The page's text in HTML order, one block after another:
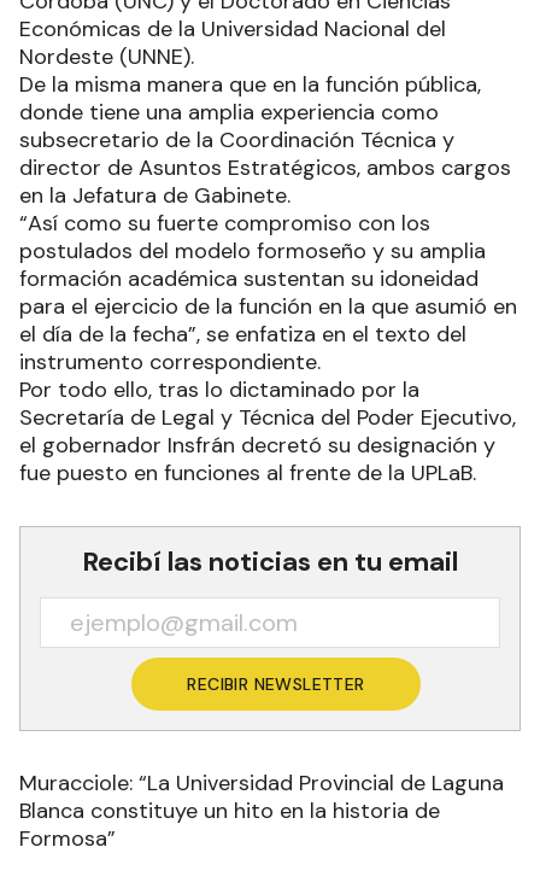
Económicas de la Universidad Nacional del
Nordeste (UNNE).
De la misma manera que en la función pública,
donde tiene una amplia experiencia como
subsecretario de la Coordinación Técnica y
director de Asuntos Estratégicos, ambos cargos
en la Jefatura de Gabinete.
“Así como su fuerte compromiso con los
postulados del modelo formoseño y su amplia
formación académica sustentan su idoneidad
para el ejercicio de la función en la que asumió en
el día de la fecha”, se enfatiza en el texto del
instrumento correspondiente.
Por todo ello, tras lo dictaminado por la
Secretaría de Legal y Técnica del Poder Ejecutivo,
el gobernador Insfrán decretó su designación y
fue puesto en funciones al frente de la UPLaB.
Recibí las noticias en tu email
RECIBIR NEWSLETTER
Muracciole: “La Universidad Provincial de Laguna
Blanca constituye un hito en la historia de
Formosa”